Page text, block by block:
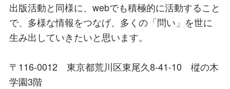
出版活動と同様に、webでも積極的に活動すること
で、多様な情報をつなげ、多くの「問い」を世に
生み出していきたいと思います。
〒116-0012 東京都荒川区東尾久8-41-10 樅の木
学園3階